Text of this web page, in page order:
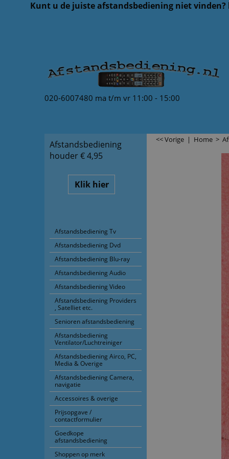
Kunt u de juiste afstandsbediening niet
020-6007480 ma t/m vr 11:00 - 15:00
Afstandsbediening
houder € 4,95
Klik hier
Afstandsbediening Tv
Afstandsbediening Dvd
Afstandsbediening Blu-ray
Afstandsbediening Audio
Afstandsbediening Video
Afstandsbediening Providers
, Satelliet etc.
Senioren afstandsbediening
Afstandsbediening
Ventilator/Luchtreiniger
Afstandsbediening Airco, PC,
Media & Overige
Afstandsbediening Camera,
navigatie
Accessoires & overige
Prijsopgave /
contactformulier
Goedkope
afstandsbediening
Shoppen op merk
<< Vorige | Home >